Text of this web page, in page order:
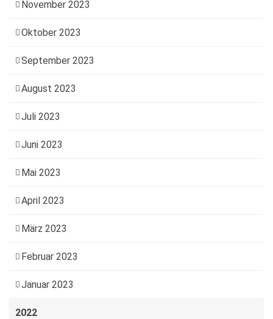
November 2023
Oktober 2023
September 2023
August 2023
Juli 2023
Juni 2023
Mai 2023
April 2023
März 2023
Februar 2023
Januar 2023
2022